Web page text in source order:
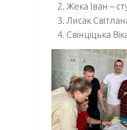
Жека Іван –
Лисак
Свінціцька